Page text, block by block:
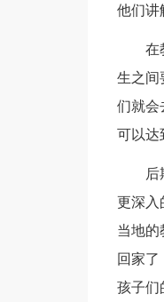
他们讲
在教
生之间
们就会
可以达
后期
更深入
当地的
回家
孩子们